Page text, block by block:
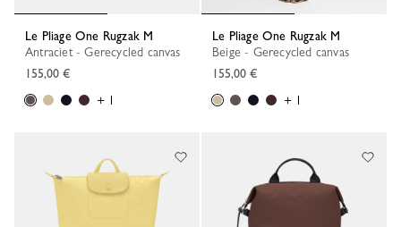
Le Pliage One Rugzak M
Antraciet - Gerecycled canvas
155,00 €
+ 1
Le Pliage One Rugzak M
Beige - Gerecycled canvas
155,00 €
+ 1